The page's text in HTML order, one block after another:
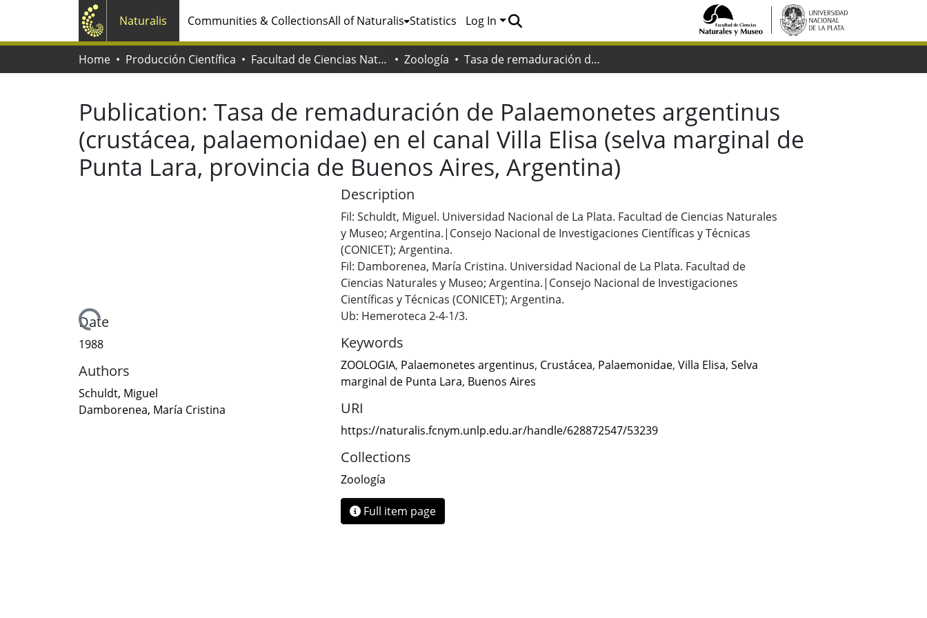
Naturalis Communities & CollectionsAll of Naturalis Statistics Log In
Home Producción Científica Facultad de Ciencias Naturales y Museo Zoología Tasa de remaduración de Palaemonetes argentinus (crustácea, palaemonidae) en el canal Villa Elisa (selva marginal de Punta Lara, provincia de Buenos Aires, Argentina)
Publication: Tasa de remaduración de Palaemonetes argentinus
(crustácea, palaemonidae) en el canal Villa Elisa (selva marginal de
Punta Lara, provincia de Buenos Aires, Argentina)
Loading...
Date
1988
Authors
Schuldt, Miguel
Damborenea, María Cristina
Description
Fil: Schuldt, Miguel. Universidad Nacional de La Plata. Facultad de Ciencias Naturales
y Museo; Argentina.|Consejo Nacional de Investigaciones Científicas y Técnicas
(CONICET); Argentina.
Fil: Damborenea, María Cristina. Universidad Nacional de La Plata. Facultad de
Ciencias Naturales y Museo; Argentina.|Consejo Nacional de Investigaciones
Científicas y Técnicas (CONICET); Argentina.
Ub: Hemeroteca 2-4-1/3.
Keywords
ZOOLOGIA, Palaemonetes argentinus, Crustácea, Palaemonidae, Villa Elisa, Selva
marginal de Punta Lara, Buenos Aires
URI
https://naturalis.fcnym.unlp.edu.ar/handle/628872547/53239
Collections
Zoología
Full item page